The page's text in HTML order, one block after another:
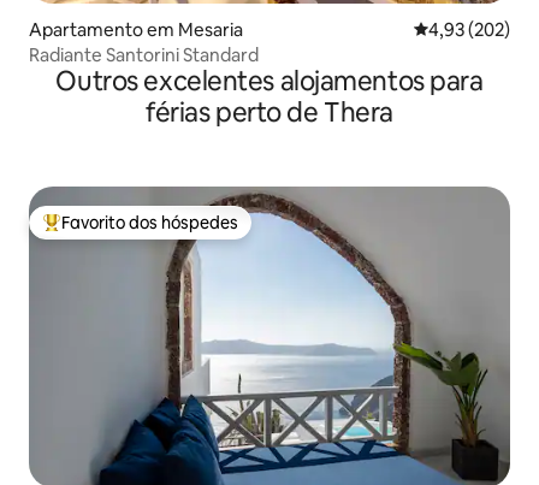
Apartamento em Mesaria Classificação
4,93 (202)
Radiante Santorini Standard
Outros excelentes alojamentos para
férias perto de Thera
Favoritos dos hóspedes mais apreciados
Favorito dos hóspedes